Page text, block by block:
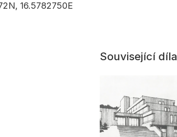
16.5782750E
Související díla